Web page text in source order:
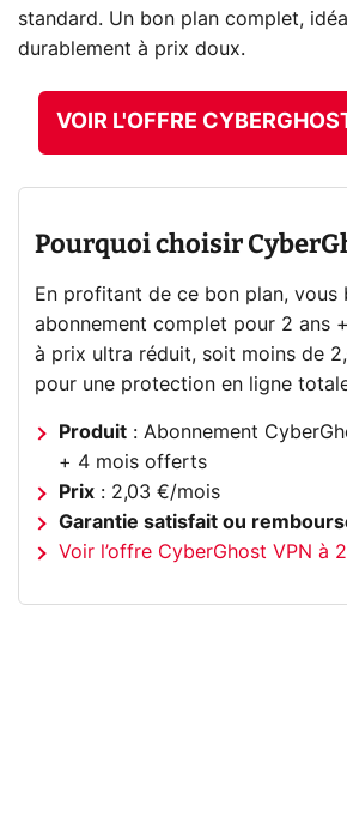
standard. Un bon plan complet,
durablement à prix doux.
VOIR L'OFFRE
Pourquoi choisir
En profitant de ce bon plan, vous
abonnement complet pour 2 ans
à prix ultra réduit, soit moins de
pour une protection en ligne
Produit : Abonnement
+ 4 mois offerts
Prix : 2,03 €/mois
Garantie satisfait ou
Voir l’offre CyberGhost VPN à